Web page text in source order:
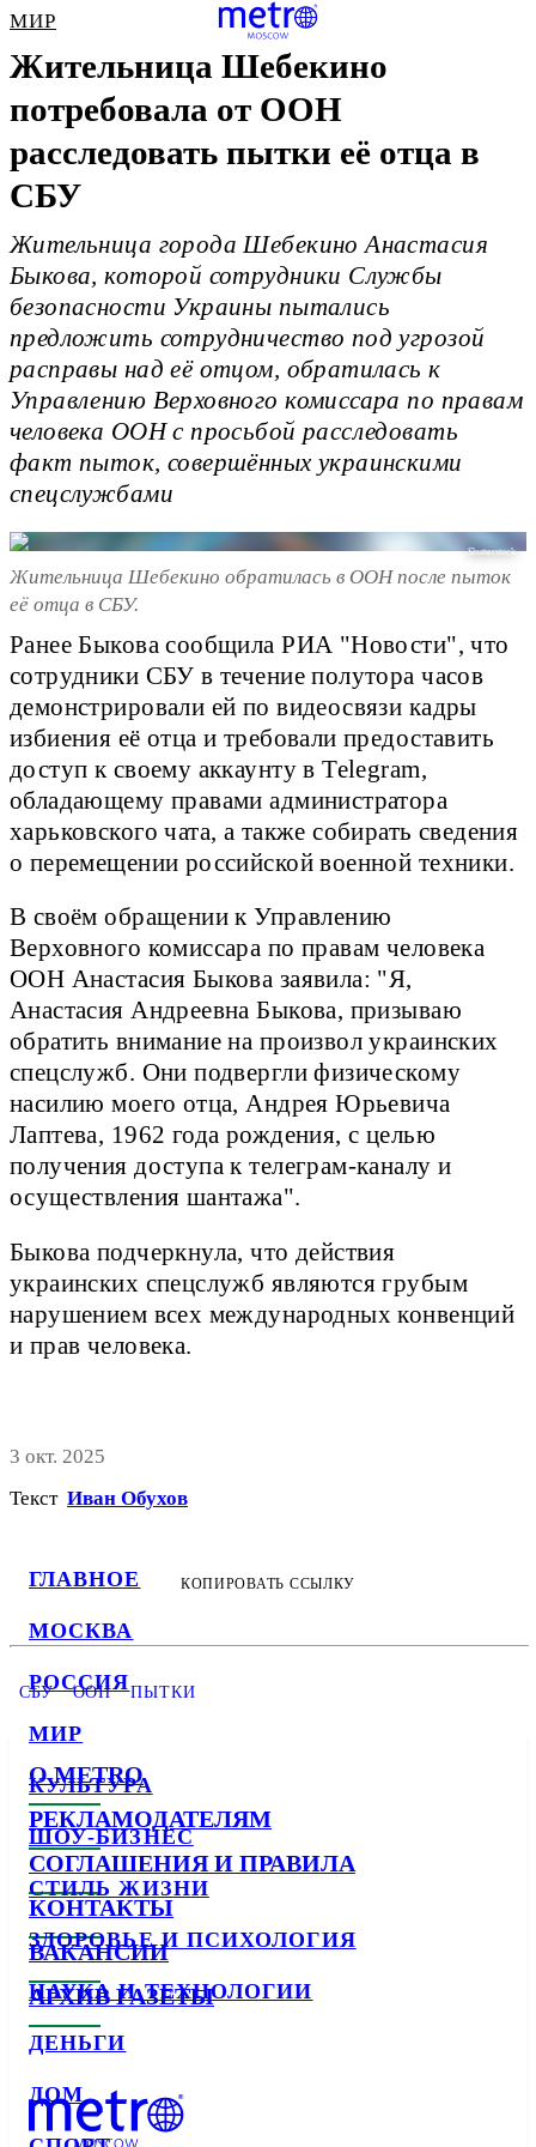
ГЛАВНОЕ
МОСКВА
РОССИЯ
МИР
КУЛЬТУРА
ШОУ-БИЗНЕС
СТИЛЬ ЖИЗНИ
ЗДОРОВЬЕ И ПСИХОЛОГИЯ
НАУКА И ТЕХНОЛОГИИ
ДЕНЬГИ
ДОМ
МИР
Жительница Шебекино
потребовала от ООН
расследовать пытки её отца в
СБУ
Жительница города Шебекино Анастасия
Быкова, которой сотрудники Службы
безопасности Украины пытались
предложить сотрудничество под угрозой
расправы над её отцом, обратилась к
Управлению Верховного комиссара по правам
человека ООН с просьбой расследовать
факт пыток, совершённых украинскими
спецслужбами
Shutterstock
Жительница Шебекино обратилась в ООН после пыток
её отца в СБУ.
Ранее Быкова сообщила РИА "Новости", что
сотрудники СБУ в течение полутора часов
демонстрировали ей по видеосвязи кадры
избиения её отца и требовали предоставить
доступ к своему аккаунту в Telegram,
обладающему правами администратора
харьковского чата, а также собирать сведения
о перемещении российской военной техники.
В своём обращении к Управлению
Верховного комиссара по правам человека
ООН Анастасия Быкова заявила: "Я,
Анастасия Андреевна Быкова, призываю
обратить внимание на произвол украинских
спецслужб. Они подвергли физическому
насилию моего отца, Андрея Юрьевича
Лаптева, 1962 года рождения, с целью
получения доступа к телеграм-каналу и
осуществления шантажа".
Быкова подчеркнула, что действия
украинских спецслужб являются грубым
нарушением всех международных конвенций
и прав человека.
3 окт. 2025
Текст Иван Обухов
КОПИРОВАТЬ ССЫЛКУ
СБУ ООН ПЫТКИ
О METRO
РЕКЛАМОДАТЕЛЯМ
СОГЛАШЕНИЯ И ПРАВИЛА
КОНТАКТЫ
ВАКАНСИИ
АРХИВ ГАЗЕТЫ